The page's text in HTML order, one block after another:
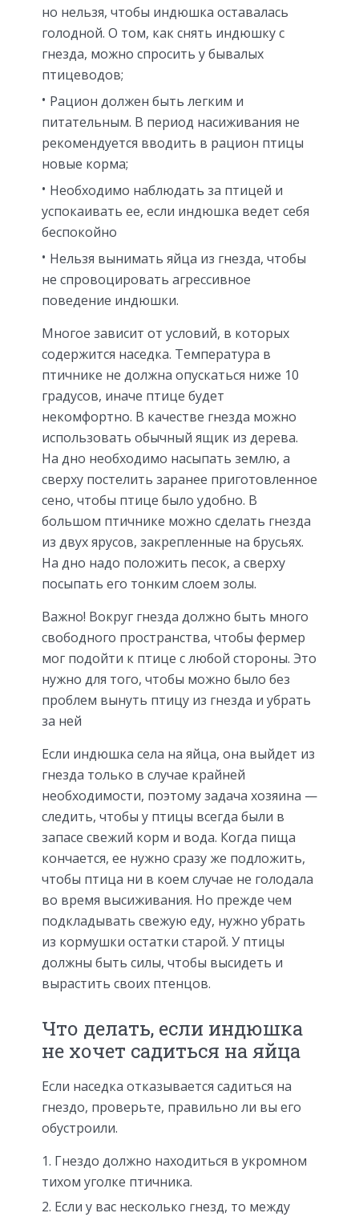
но нельзя, чтобы индюшка оставалась
голодной. О том, как снять индюшку с
гнезда, можно спросить у бывалых
птицеводов;
Рацион должен быть легким и
питательным. В период насиживания не
рекомендуется вводить в рацион птицы
новые корма;
Необходимо наблюдать за птицей и
успокаивать ее, если индюшка ведет себя
беспокойно
Нельзя вынимать яйца из гнезда, чтобы
не спровоцировать агрессивное
поведение индюшки.
Многое зависит от условий, в которых
содержится наседка. Температура в
птичнике не должна опускаться ниже 10
градусов, иначе птице будет
некомфортно. В качестве гнезда можно
использовать обычный ящик из дерева.
На дно необходимо насыпать землю, а
сверху постелить заранее приготовленное
сено, чтобы птице было удобно. В
большом птичнике можно сделать гнезда
из двух ярусов, закрепленные на брусьях.
На дно надо положить песок, а сверху
посыпать его тонким слоем золы.
Важно! Вокруг гнезда должно быть много
свободного пространства, чтобы фермер
мог подойти к птице с любой стороны. Это
нужно для того, чтобы можно было без
проблем вынуть птицу из гнезда и убрать
за ней
Если индюшка села на яйца, она выйдет из
гнезда только в случае крайней
необходимости, поэтому задача хозяина —
следить, чтобы у птицы всегда были в
запасе свежий корм и вода. Когда пища
кончается, ее нужно сразу же подложить,
чтобы птица ни в коем случае не голодала
во время высиживания. Но прежде чем
подкладывать свежую еду, нужно убрать
из кормушки остатки старой. У птицы
должны быть силы, чтобы высидеть и
вырастить своих птенцов.
Что делать, если индюшка
не хочет садиться на яйца
Если наседка отказывается садиться на
гнездо, проверьте, правильно ли вы его
обустроили.
Гнездо должно находиться в укромном
тихом уголке птичника.
Если у вас несколько гнезд, то между